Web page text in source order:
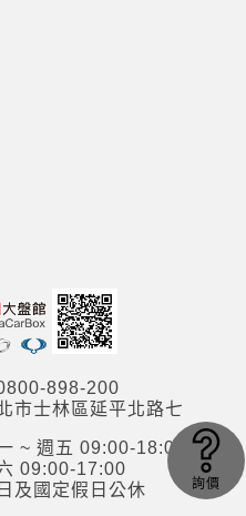
898-200
市士林區延平北路七
~ 週五 09:00-18:00
17:00
假日公休
詢價